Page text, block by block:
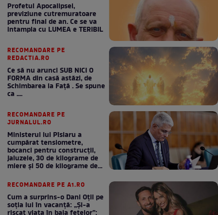
Profetul Apocalipsei,
previziune cutremuratoare
pentru final de an. Ce se va
intampla cu LUMEA e TERIBIL
RECOMANDARE PE
REDACTIA.RO
Ce să nu arunci SUB NICI O
FORMA din casă astăzi, de
Schimbarea la Față . Se spune
ca ....
RECOMANDARE PE
JURNALUL.RO
Ministerul lui Pîslaru a
cumpărat tensiometre,
bocanci pentru construcții,
jaluzele, 30 de kilograme de
miere și 50 de kilograme de
RECOMANDARE PE A1.RO
Cum a surprins-o Dani Oțil pe
soția lui în vacanță: „Și-a